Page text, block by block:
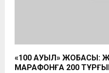
«100 АУЫЛ» ЖОБАСЫ:
МАРАФОНҒА 200